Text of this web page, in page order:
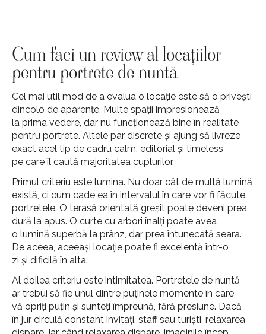
Cum faci un review al locațiilor
pentru portrete de nuntă
Cel mai util mod de a evalua o locație este să o privești
dincolo de aparențe. Multe spații impresionează
la prima vedere, dar nu funcționează bine în realitate
pentru portrete. Altele par discrete și ajung să livreze
exact acel tip de cadru calm, editorial și timeless
pe care îl caută majoritatea cuplurilor.
Primul criteriu este lumina. Nu doar cât de multă lumină
există, ci cum cade ea în intervalul în care vor fi făcute
portretele. O terasă orientată greșit poate deveni prea
dură la apus. O curte cu arbori înalți poate avea
o lumină superbă la prânz, dar prea întunecată seara.
De aceea, aceeași locație poate fi excelentă într-o
zi și dificilă în alta.
Al doilea criteriu este intimitatea. Portretele de nuntă
ar trebui să fie unul dintre puținele momente în care
vă opriți puțin și sunteți împreună, fără presiune. Dacă
în jur circulă constant invitați, staff sau turiști, relaxarea